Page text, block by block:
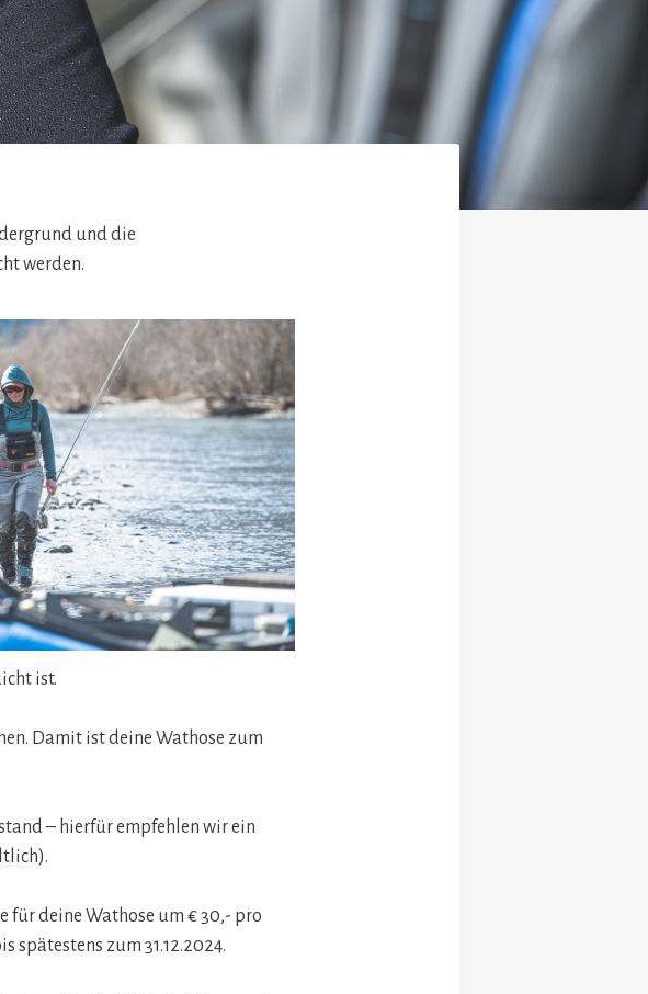
und die
werden.
ist.
Damit ist deine Wathose zum
– hierfür empfehlen wir ein
deine Wathose um € 30,- pro
zum 31.12.2024.